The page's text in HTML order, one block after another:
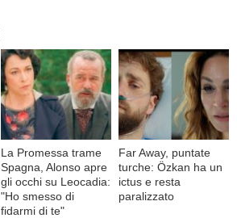
La Promessa trame
Spagna, Alonso apre
gli occhi su Leocadia:
"Ho smesso di
fidarmi di te"
Far Away, puntate
turche: Özkan ha un
ictus e resta
paralizzato